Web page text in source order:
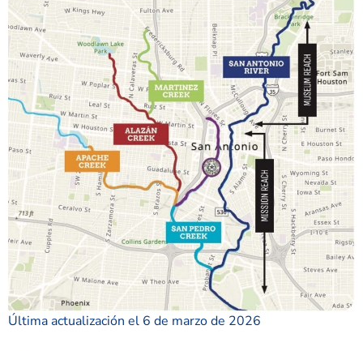
Última actualización el 6 de marzo de 2026